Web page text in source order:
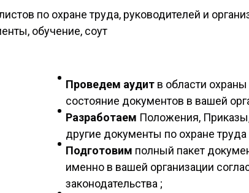
по охране труда, руководителей и
обучение, соут
Проведем аудит в области
состояние документов в вашей
Разработаем Положения,
другие документы по охране
Подготовим полный пакет
именно в вашей организации
законодательства ;